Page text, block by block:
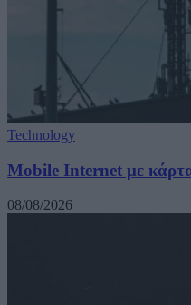
Technology
Mobile Internet με
08/08/2026